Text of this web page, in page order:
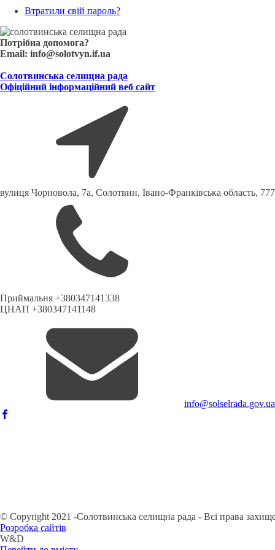
Втратили свій пароль?
Потрібна допомога?
Email: info@solotvyn.if.ua
Солотвинська селищна рада
Офіційний інформаційний веб сайт
вулиця Чорновола, 7a, Солотвин, Івано-Франківська область,
Приймальня +380347141338
ЦНАП +380347141148
info@solselrada.gov.ua
© Copyright 2021 -Солотвинська селищна рада - Всі права
Розробка сайтів
W&D